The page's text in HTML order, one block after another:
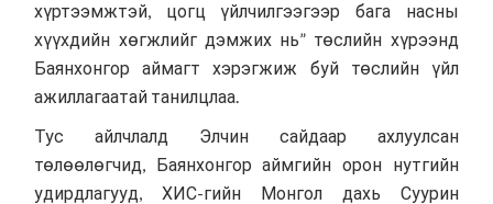
хүртээмжтэй, цогц үйлчилгээгээр бага насны
хүүхдийн хөгжлийг дэмжих нь” төслийн хүрээнд
Баянхонгор аймагт хэрэгжиж буй төслийн үйл
ажиллагаатай танилцлаа.
Тус айлчлалд Элчин сайдаар ахлуулсан
төлөөлөгчид, Баянхонгор аймгийн орон нутгийн
удирдлагууд, ХИС-гийн Монгол дахь Суурин